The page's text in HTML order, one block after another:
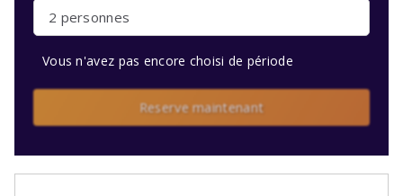
2 personnes
Vous n'avez pas encore choisi de période
Reserve maintenant